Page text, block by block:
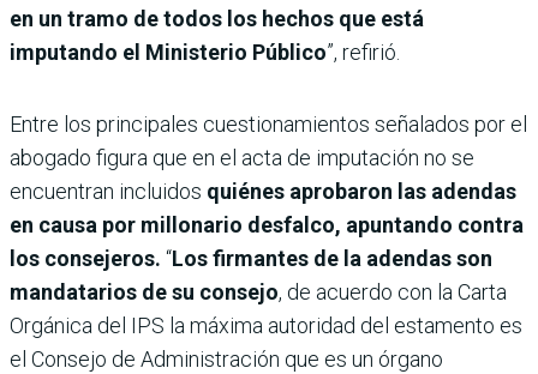
en un tramo de todos los hechos que está
imputando el Ministerio Público”, refirió.
Entre los principales cuestionamientos señalados por el
abogado figura que en el acta de imputación no se
encuentran incluidos quiénes aprobaron las adendas
en causa por millonario desfalco, apuntando contra
los consejeros. “Los firmantes de la adendas son
mandatarios de su consejo, de acuerdo con la Carta
Orgánica del IPS la máxima autoridad del estamento es
el Consejo de Administración que es un órgano